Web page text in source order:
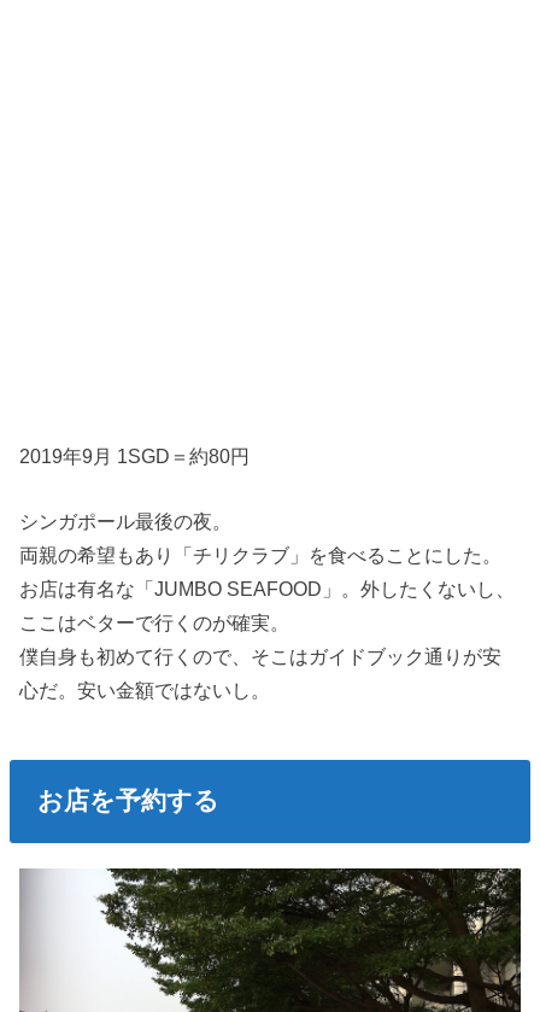
2019年9月 1SGD＝約80円
シンガポール最後の夜。
両親の希望もあり「チリクラブ」を食べることにした。
お店は有名な「JUMBO SEAFOOD」。外したくないし、
ここはベターで行くのが確実。
僕自身も初めて行くので、そこはガイドブック通りが安
心だ。安い金額ではないし。
お店を予約する